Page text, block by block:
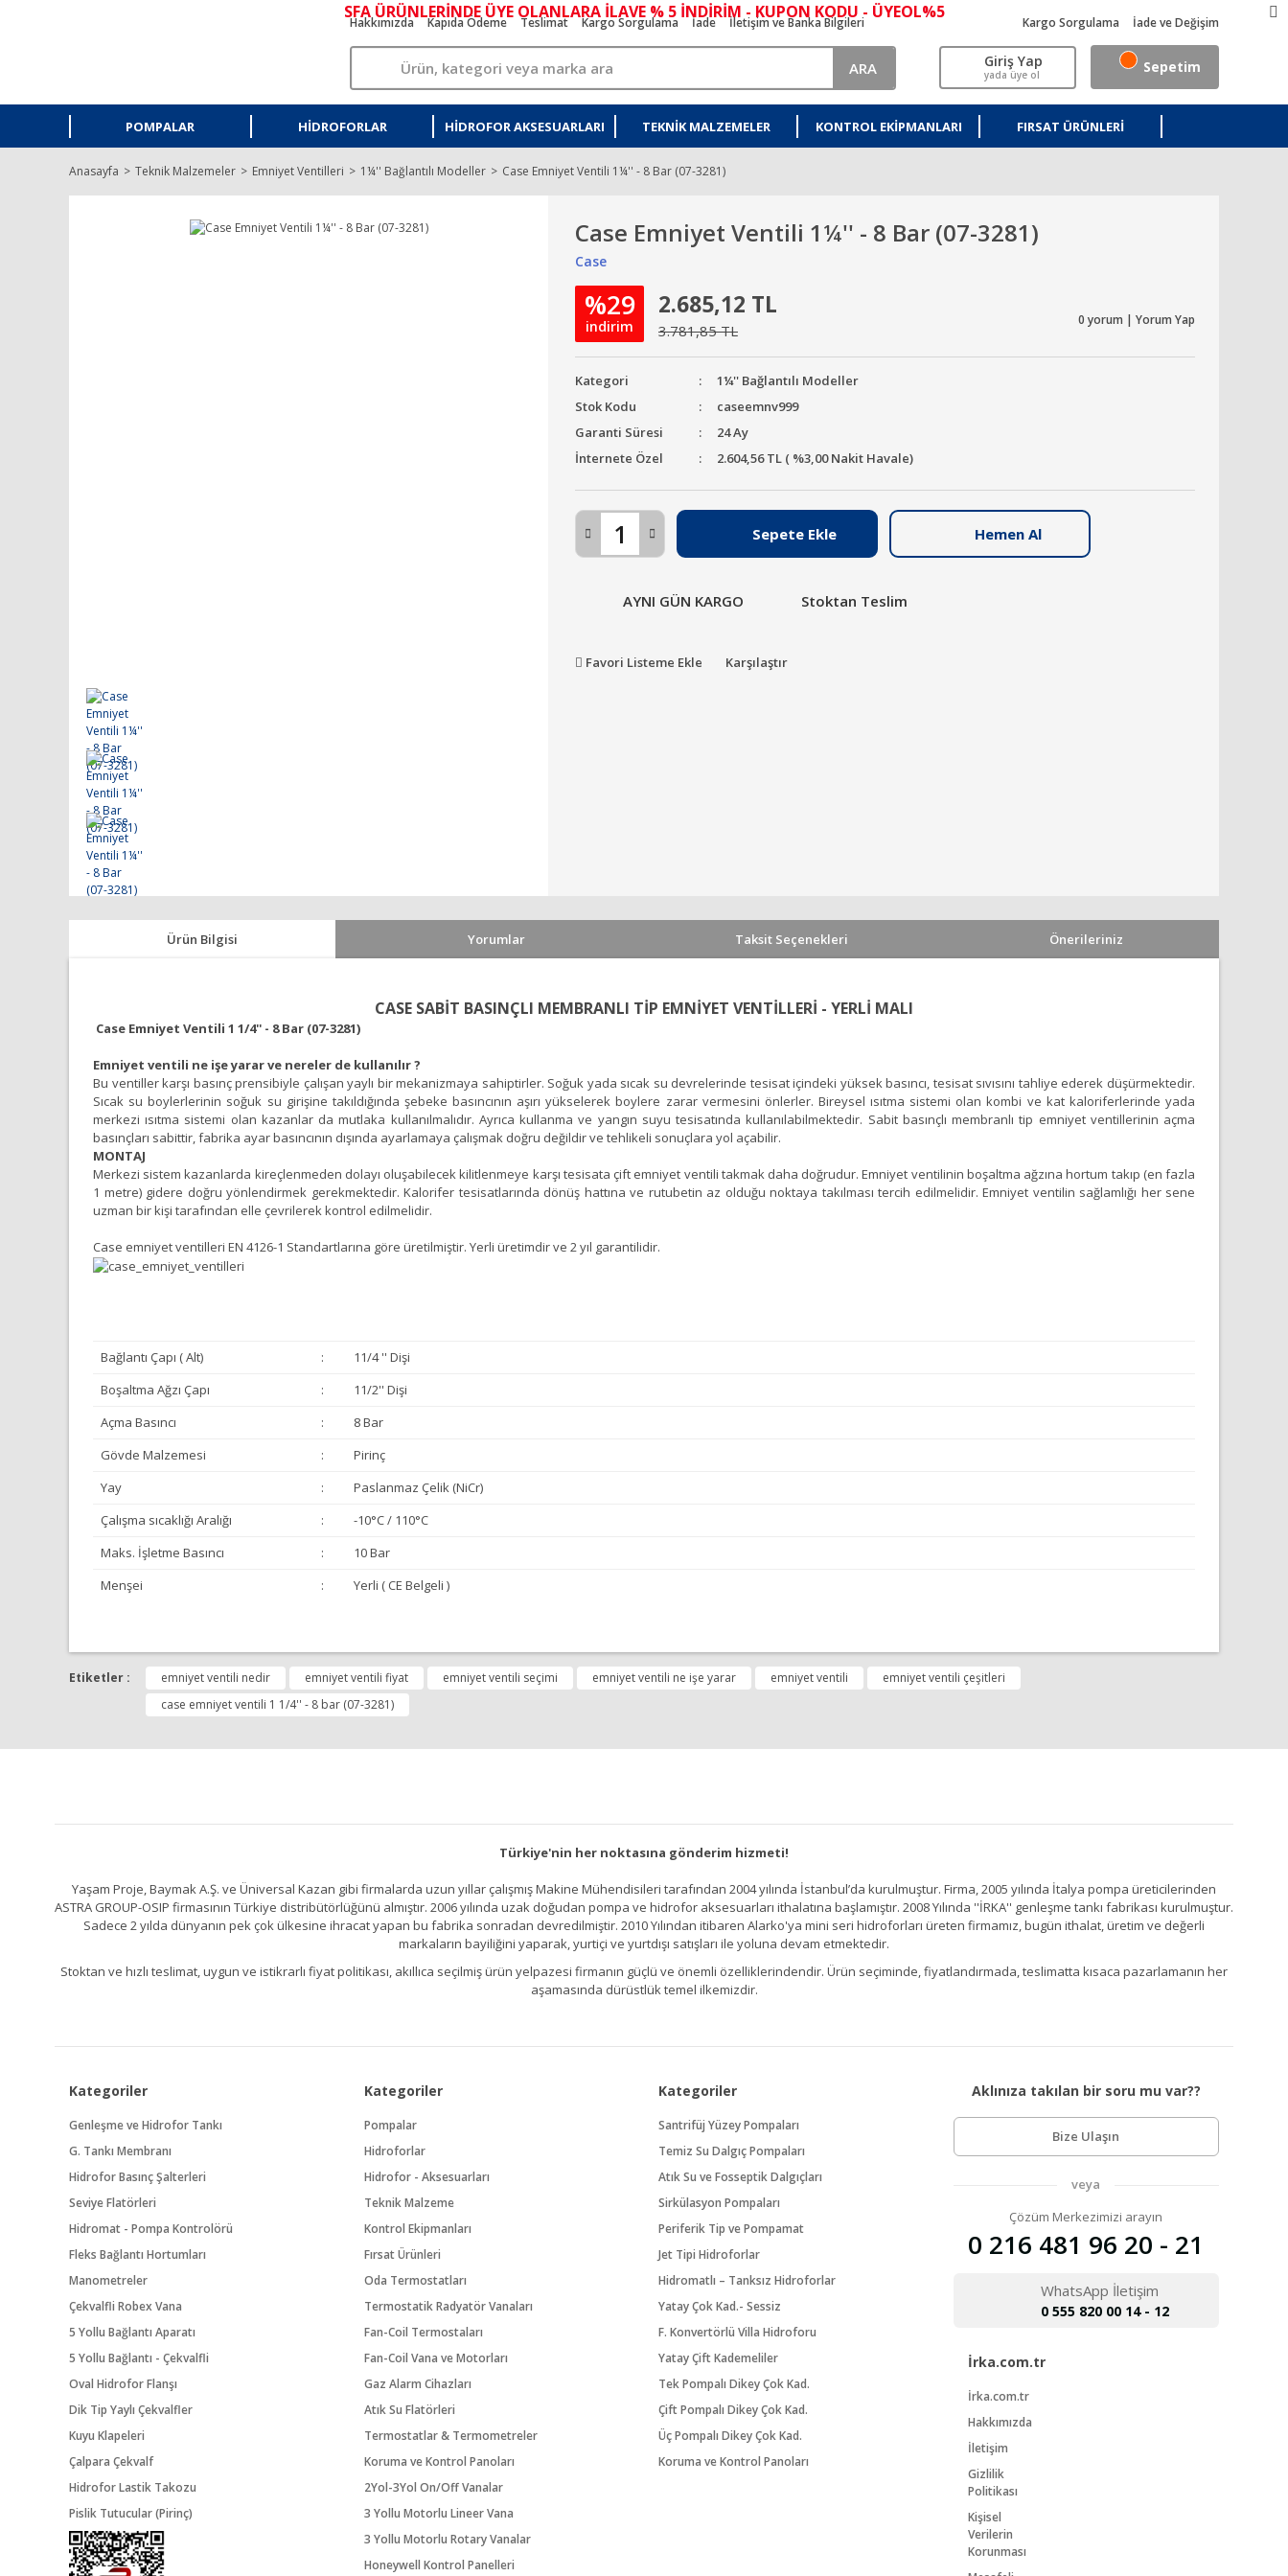
Hakkımızda Kapıda Ödeme Teslimat Kargo Sorgulama İade İletişim ve Banka Bilgileri
ARA
Kargo Sorgulama İade ve Değişim
Giriş Yap
yada üye ol Sepetim
POMPALAR HIDROFORLAR HIDROFOR AKSESUARLARI TEKNIK MALZEMELER KONTROL EKIPMANLARI FIRSAT ÜRÜNLERI
Anasayfa Teknik Malzemeler Emniyet Ventilleri 1¼'' Bağlantılı Modeller Case Emniyet Ventili 1¼'' - 8 Bar (07-3281)
Case Emniyet Ventili 1¼'' - 8 Bar (07-3281)
Case
%29
indirim
2.685,12 TL
3.781,85 TL
0 yorum | Yorum Yap
Kategori
1¼'' Bağlantılı Modeller
Stok Kodu
caseemnv999
Garanti Süresi
24 Ay
İnternete Özel
2.604,56 TL ( %3,00 Nakit Havale)
Sepete Ekle Hemen Al
AYNI GÜN KARGO Stoktan Teslim
Favori Listeme Ekle Karşılaştır
Ürün Bilgisi Yorumlar Taksit Seçenekleri Önerileriniz
CASE SABİT BASINÇLI MEMBRANLI TİP EMNİYET VENTİLLERİ - YERLİ MALI
Case Emniyet Ventili 1 1/4'' - 8 Bar (07-3281)
Emniyet ventili ne işe yarar ve nereler de kullanılır ?
Bu ventiller karşı basınç prensibiyle çalışan yaylı bir mekanizmaya sahiptirler. Soğuk yada sıcak su devrelerinde tesisat içindeki yüksek basıncı, tesisat sıvısını tahliye ederek düşürmektedir.
Sıcak su boylerlerinin soğuk su girişine takıldığında şebeke basıncının aşırı yükselerek boylere zarar vermesini önlerler. Bireysel ısıtma sistemi olan kombi ve kat kaloriferlerinde yada
merkezi ısıtma sistemi olan kazanlar da mutlaka kullanılmalıdır. Ayrıca kullanma ve yangın suyu tesisatında kullanılabilmektedir. Sabit basınçlı membranlı tip emniyet ventillerinin açma
basınçları sabittir, fabrika ayar basıncının dışında ayarlamaya çalışmak doğru değildir ve tehlikeli sonuçlara yol açabilir.
MONTAJ
Merkezi sistem kazanlarda kireçlenmeden dolayı oluşabilecek kilitlenmeye karşı tesisata çift emniyet ventili takmak daha doğrudur. Emniyet ventilinin boşaltma ağzına hortum takıp (en fazla
1 metre) gidere doğru yönlendirmek gerekmektedir. Kalorifer tesisatlarında dönüş hattına ve rutubetin az olduğu noktaya takılması tercih edilmelidir. Emniyet ventilin sağlamlığı her sene
uzman bir kişi tarafından elle çevrilerek kontrol edilmelidir.
Case emniyet ventilleri EN 4126-1 Standartlarına göre üretilmiştir. Yerli üretimdir ve 2 yıl garantilidir.
Bağlantı Çapı ( Alt) :
11/4 '' Dişi
Boşaltma Ağzı Çapı
:
11/2'' Dişi
Açma Basıncı
:
8 Bar
Gövde Malzemesi
:
Pirinç
Yay
:
Paslanmaz Çelik (NiCr)
Çalışma sıcaklığı Aralığı
:
-10°C / 110°C
Maks. İşletme Basıncı
:
10 Bar
Menşei
: Yerli ( CE Belgeli )
Bu ürüne ilk yorumu siz yapın!
Bu ürünün fiyat bilgisi, resim, ürün açıklamalarında ve diğer konularda yetersiz gördüğünüz noktaları öneri formunu kullanarak tarafımıza iletebilirsiniz.
Görüş ve önerileriniz için teşekkür ederiz.
Ürün resmi kalitesiz, bozuk veya görüntülenemiyor.
Bu ürüne benzer farklı alternatifler olmalı.
Gönder
Etiketler : emniyet ventili nedir emniyet ventili fiyat emniyet ventili seçimi emniyet ventili ne işe yarar emniyet ventili
emniyet ventili çeşitleri
case emniyet ventili 1 1/4'' - 8 bar (07-3281)
Türkiye'nin her noktasına gönderim hizmeti!
Yaşam Proje, Baymak A.Ş. ve Üniversal Kazan gibi firmalarda uzun yıllar çalışmış Makine Mühendisileri tarafından 2004 yılında İstanbul’da kurulmuştur. Firma, 2005 yılında İtalya pompa üreticilerinden
ASTRA GROUP-OSIP firmasının Türkiye distribütörlüğünü almıştır. 2006 yılında uzak doğudan pompa ve hidrofor aksesuarları ithalatına başlamıştır. 2008 Yılında ''İRKA'' genleşme tankı fabrikası kurulmuştur.
Sadece 2 yılda dünyanın pek çok ülkesine ihracat yapan bu fabrika sonradan devredilmiştir. 2010 Yılından itibaren Alarko'ya mini seri hidroforları üreten firmamız, bugün ithalat, üretim ve değerli
markaların bayiliğini yaparak, yurtiçi ve yurtdışı satışları ile yoluna devam etmektedir.
Stoktan ve hızlı teslimat, uygun ve istikrarlı fiyat politikası, akıllıca seçilmiş ürün yelpazesi firmanın güçlü ve önemli özelliklerindendir. Ürün seçiminde, fiyatlandırmada, teslimatta kısaca pazarlamanın her
aşamasında dürüstlük temel ilkemizdir.
Kategoriler
Genleşme ve Hidrofor Tankı
G. Tankı Membranı
Hidrofor Basınç Şalterleri
Seviye Flatörleri
Hidromat - Pompa Kontrolörü
Fleks Bağlantı Hortumları
Manometreler
Çekvalfli Robex Vana
5 Yollu Bağlantı Aparatı
5 Yollu Bağlantı - Çekvalfli
Oval Hidrofor Flanşı
Dik Tip Yaylı Çekvalfler
Kuyu Klapeleri
Çalpara Çekvalf
Hidrofor Lastik Takozu
Pislik Tutucular (Pirinç)
Kategoriler
Pompalar
Hidroforlar
Hidrofor - Aksesuarları
Teknik Malzeme
Kontrol Ekipmanları
Fırsat Ürünleri
Oda Termostatları
Termostatik Radyatör Vanaları
Fan-Coil Termostaları
Fan-Coil Vana ve Motorları
Gaz Alarm Cihazları
Atık Su Flatörleri
Termostatlar & Termometreler
Koruma ve Kontrol Panoları
2Yol-3Yol On/Off Vanalar
3 Yollu Motorlu Lineer Vana
3 Yollu Motorlu Rotary Vanalar
Honeywell Kontrol Panelleri
Kategoriler
Santrifüj Yüzey Pompaları
Temiz Su Dalgıç Pompaları
Atık Su ve Fosseptik Dalgıçları
Sirkülasyon Pompaları
Periferik Tip ve Pompamat
Jet Tipi Hidroforlar
Hidromatlı – Tanksız Hidroforlar
Yatay Çok Kad.- Sessiz
F. Konvertörlü Villa Hidroforu
Yatay Çift Kademeliler
Tek Pompalı Dikey Çok Kad.
Çift Pompalı Dikey Çok Kad.
Üç Pompalı Dikey Çok Kad.
Koruma ve Kontrol Panoları
Aklınıza takılan bir soru mu var??
Bize Ulaşın
veya
Çözüm Merkezimizi arayın
0 216 481 96 20 - 21
WhatsApp İletişim
0 555 820 00 14 - 12
İrka.com.tr
İrka.com.tr
Hakkımızda
İletişim
Gizlilik
Politikası
Kişisel
Verilerin
Korunması
SFA ÜRÜNLERİNDE ÜYE OLANLARA İLAVE % 5 İNDİRİM - KUPON KODU - ÜYEOL%5